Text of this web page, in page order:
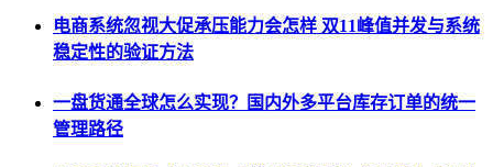
电商系统忽视大促承压能力会怎样 双11峰值并发与系统
稳定性的验证方法
一盘货通全球怎么实现？国内外多平台库存订单的统一
管理路径